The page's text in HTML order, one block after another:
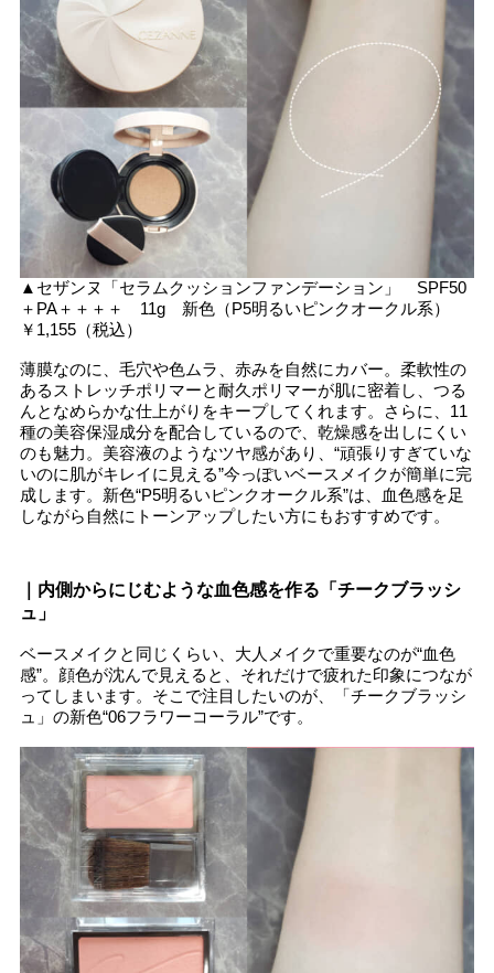
▲セザンヌ「セラムクッションファンデーション」 SPF50
＋PA＋＋＋＋ 11g 新色（P5明るいピンクオークル系）
￥1,155（税込）
薄膜なのに、毛穴や色ムラ、赤みを自然にカバー。柔軟性の
あるストレッチポリマーと耐久ポリマーが肌に密着し、つる
んとなめらかな仕上がりをキープしてくれます。さらに、11
種の美容保湿成分を配合しているので、乾燥感を出しにくい
のも魅力。美容液のようなツヤ感があり、“頑張りすぎていな
いのに肌がキレイに見える”今っぽいベースメイクが簡単に完
成します。新色“P5明るいピンクオークル系”は、血色感を足
しながら自然にトーンアップしたい方にもおすすめです。
｜内側からにじむような血色感を作る「チークブラッシ
ュ」
ベースメイクと同じくらい、大人メイクで重要なのが“血色
感”。顔色が沈んで見えると、それだけで疲れた印象につなが
ってしまいます。そこで注目したいのが、「チークブラッシ
ュ」の新色“06フラワーコーラル”です。